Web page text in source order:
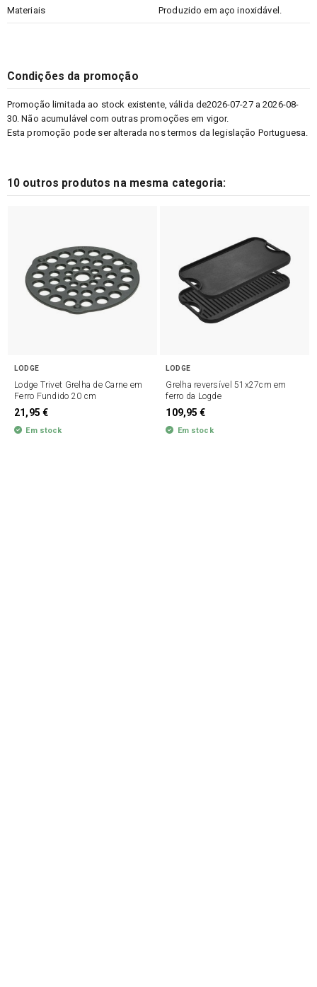
Materiais Produzido em aço inoxidável.
Condições da promoção
Promoção limitada ao stock existente, válida de2026-07-27 a 2026-08-
30. Não acumulável com outras promoções em vigor.
Esta promoção pode ser alterada nos termos da legislação Portuguesa.
10 outros produtos na mesma categoria:
LODGE
Lodge Trivet Grelha de Carne em
Ferro Fundido 20 cm
21,95 €
Em stock
LODGE
Grelha reversível 51x27cm em
ferro da Logde
109,95 €
Em stock